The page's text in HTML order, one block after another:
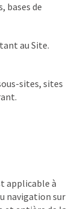
bases de
au Site.
sites, sites
applicable à
navigation sur